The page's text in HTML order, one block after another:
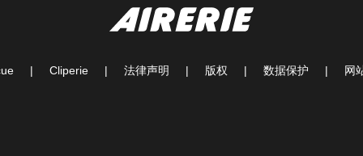
| Cliperie | 法律声明 | 版权 | 数据保护 | 网